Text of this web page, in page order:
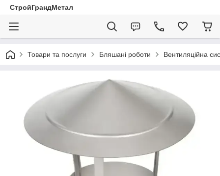
СтройГрандМетал
Товари та послуги Бляшані роботи Вентиляційна